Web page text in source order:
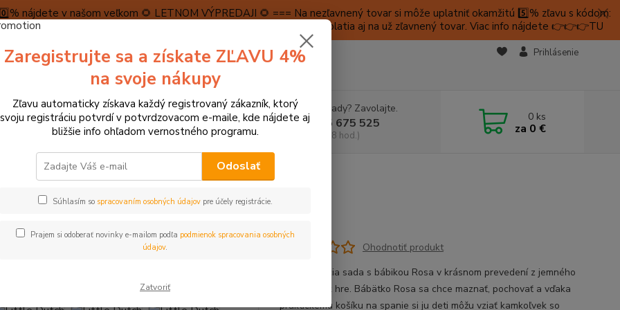
nájdete v našom veľkom 🌻 LETNOM VÝPREDAJI 🌻 === Na nezľavnený tovar si môže uplatniť okamžitú 5️⃣% zľavu s kódom:
máme teraz pripravené špeciálne zľavy až do výšky 1️⃣5️⃣% , ktoré platia aj na už zľavnený tovar. Viac info nájdete 👉👉👉TU
A PLATBA RECENZIE 👉VRÁTENIE TOVARU👈
KONTAKTY
Prihlásenie
Hľadať
Neviete si rady? Zavolajte.
+421 905 675 525
(Po-Pia, 9-18 hod.)
0 ks
za 0 €
► BÁBIKY, PLYŠÁKY Little Dutch Bábika Baby Rosa
Dutch Bábika Baby Rosa
Ohodnotiť produkt
Krásna hracia sada s bábikou Rosa v krásnom prevedení z jemného
plyšu láka k hre. Bábätko Rosa sa chce maznať, pochovať a vďaka
praktickému košíku na spanie si ju deti môžu vziať kamkoľvek so
Zaregistrujte sa a získate ZĽAVU 4%
na svoje nákupy
Zľavu automaticky získava každý registrovaný zákazník, ktorý
svoju registráciu potvrdí v potvrdzovacom e-maile, kde nájdete aj
bližšie info ohľadom vernostného programu.
Odoslať
Súhlasím so spracovaním osobných údajovpre účely registrácie.
Prajem si odoberať novinky e-mailom podľa podmienok spracovania osobných
údajov.
Zatvoriť